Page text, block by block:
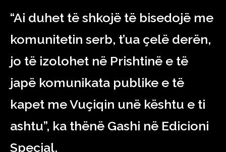
“Ai duhet të shkojë të bisedojë me
komunitetin serb, t’ua çelë derën,
jo të izolohet në Prishtinë e të
japë komunikata publike e të
kapet me Vuçiqin unë kështu e ti
ashtu”, ka thënë Gashi në Edicioni
Special.